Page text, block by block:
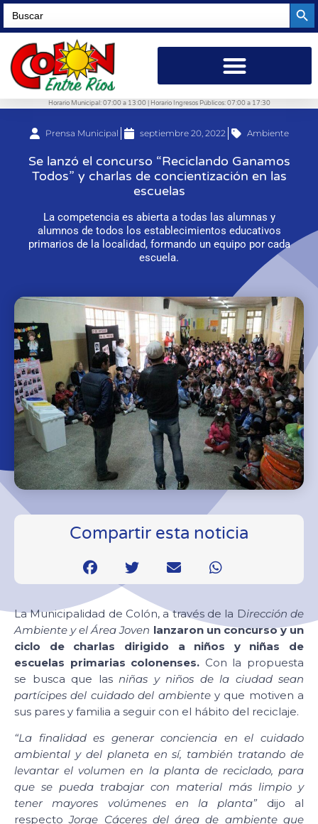
Search
for:
Horario Municipal: 07:00 a 13:00 | Horario Ingresos Públicos: 07:00 a 17:30
Prensa Municipal septiembre 20, 2022 Ambiente
Se lanzó el concurso “Reciclando Ganamos
Todos” y charlas de concientización en las
escuelas
La competencia es abierta a todas las alumnas y
alumnos de todos los establecimientos educativos
primarios de la localidad, formando un equipo por cada
escuela.
Compartir esta noticia
La Municipalidad de Colón, a través de la Dirección de
Ambiente y el Área Joven lanzaron un concurso y un
ciclo de charlas dirigido a niños y niñas de
escuelas primarias colonenses. Con la propuesta
se busca que las niñas y niños de la ciudad sean
partícipes del cuidado del ambiente y que motiven a
sus pares y familia a seguir con el hábito del reciclaje.
“La finalidad es generar conciencia en el cuidado
ambiental y del planeta en sí, también tratando de
levantar el volumen en la planta de reciclado, para
que se pueda trabajar con material más limpio y
tener mayores volúmenes en la planta”dijo al
respectoJorge Cáceres del área de ambiente que